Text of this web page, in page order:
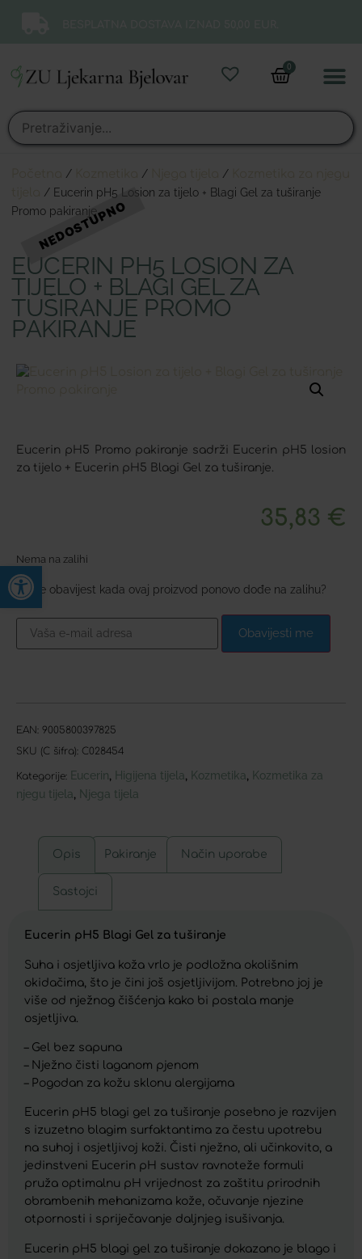
Open toolbar
0
/ / /
/ Eucerin pH5 Losion za tijelo + Blagi Gel za tuširanje
Promo pakiranje
EUCERIN PH5 LOSION ZA
TIJELO + BLAGI GEL ZA
TUŠIRANJE PROMO
PAKIRANJE
Eucerin pH5 Promo pakiranje sadrži Eucerin pH5 losion
za tijelo + Eucerin pH5 Blagi Gel za tuširanje.
35,83 €
Nema na zalihi
Želite obavijest kada ovaj proizvod ponovo dođe na zalihu?
Obavijesti me
EAN: 9005800397825
SKU (C šifra): C028454
Kategorije: Eucerin Higijena tijela Kozmetika Kozmetika za
njegu tijela Njega tijela
Opis Pakiranje Način uporabe
Sastojci
Eucerin pH5 Blagi Gel za tuširanje
Suha i osjetljiva koža vrlo je podložna okolišnim
okidačima, što je čini još osjetljivijom. Potrebno joj je
više od nježnog čišćenja kako bi postala manje
osjetljiva.
– Gel bez sapuna
– Nježno čisti laganom pjenom
– Pogodan za kožu sklonu alergijama
Eucerin pH5 blagi gel za tuširanje posebno je razvijen
s izuzetno blagim surfaktantima za čestu upotrebu
na suhoj i osjetljivoj koži. Čisti nježno, ali učinkovito, a
jedinstveni Eucerin pH sustav ravnoteže formuli
pruža optimalnu pH vrijednost za zaštitu prirodnih
obrambenih mehanizama kože, očuvanje njezine
otpornosti i spriječavanje daljnjeg isušivanja.
Eucerin pH5 blagi gel za tuširanje dokazano je blago i